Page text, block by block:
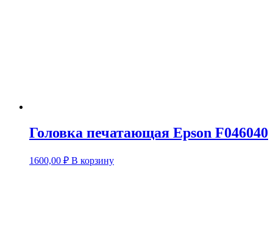
Головка печатающая Epson F046040
1600,00 ₽ В корзину